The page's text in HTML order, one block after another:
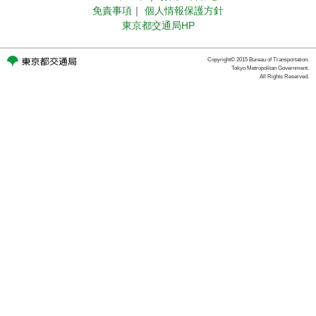
免責事項 ｜
個人情報保護方針
東京都交通局HP
Copyright© 2015 Bureau of Transportation.
Tokyo Metropolitan Government.
All Rights Reserved.